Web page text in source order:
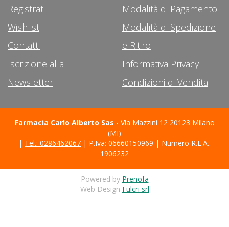
Registrati
Wishlist
Contatti
Iscrizione alla
Newsletter
Modalità di Pagamento
Modalità di Spedizione
e Ritiro
Informativa Privacy
Condizioni di Vendita
Farmacia Carlo Alberto Sas - Via Mazzini 12 20123 Milano
(MI)
| Tel.: 0286462067 | P.Iva: 06660150969 | Numero R.E.A.:
1906232
Powered by Prenofa
Web Design Fulcri srl